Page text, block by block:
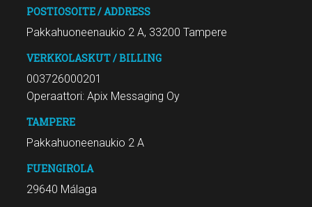
POSTIOSOITE / ADDRESS
Pakkahuoneenaukio 2 A, 33200 Tampere
VERKKOLASKUT / BILLING
003726000201
Operaattori: Apix Messaging Oy
TAMPERE
Pakkahuoneenaukio 2 A
FUENGIROLA
29640 Málaga